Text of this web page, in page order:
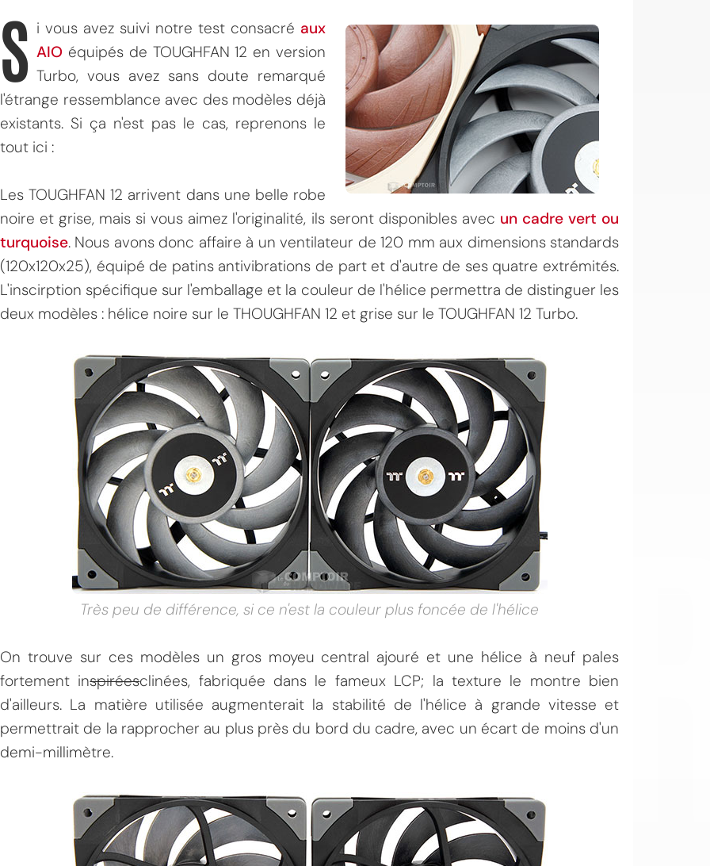
S i vous avez suivi notre test consacré aux
AIO équipés de TOUGHFAN 12 en version
Turbo, vous avez sans doute remarqué
l'étrange ressemblance avec des modèles déjà
existants. Si ça n'est pas le cas, reprenons le
tout ici :
Les TOUGHFAN 12 arrivent dans une belle robe
noire et grise, mais si vous aimez l'originalité, ils seront disponibles avec un cadre vert ou
turquoise. Nous avons donc affaire à un ventilateur de 120 mm aux dimensions standards
(120x120x25), équipé de patins antivibrations de part et d'autre de ses quatre extrémités.
L'inscirption spécifique sur l'emballage et la couleur de l'hélice permettra de distinguer les
deux modèles : hélice noire sur le THOUGHFAN 12 et grise sur le TOUGHFAN 12 Turbo.
Très peu de différence, si ce n'est la couleur plus foncée de l'hélice
On trouve sur ces modèles un gros moyeu central ajouré et une hélice à neuf pales
fortement inspiréesclinées, fabriquée dans le fameux LCP; la texture le montre bien
d'ailleurs. La matière utilisée augmenterait la stabilité de l'hélice à grande vitesse et
permettrait de la rapprocher au plus près du bord du cadre, avec un écart de moins d'un
demi-millimètre.